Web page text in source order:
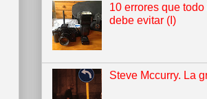
10 errores que todo
debe evitar (I)
Steve Mccurry. La